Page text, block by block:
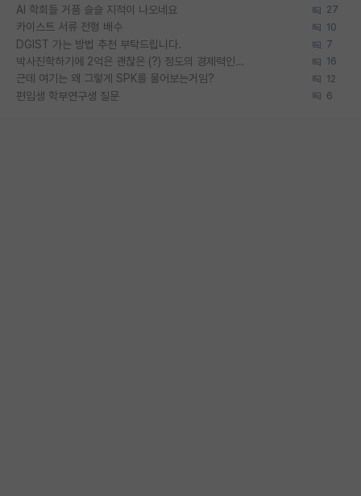
AI 학회들 거품 슬슬 지적이 나오네요 27
카이스트 서류 전형 배수 10
DGIST 가는 방법 추천 부탁드립니다. 7
박사진학하기에 2억은 괜찮은 (?) 정도의 경제력인가요 16
근데 여기는 왜 그렇게 SPK를 물어보는거임? 12
편입생 학부연구생 질문 6